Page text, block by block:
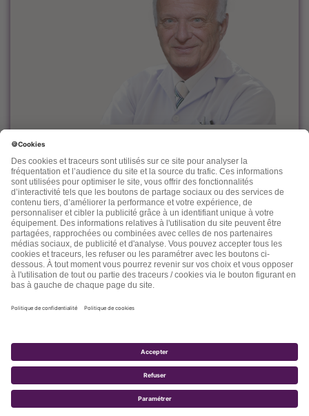
Le docteur Dominique Rueff, diplômé Universitaire de
Cancérologie, est, depuis des années un fervent défenseur
de la prévention et de l'accompagnement nutritionnel et
environnemental des maladies liées à l'âge.
Désireux de découvrir d'autres thérapeutiques et d'en
mesurer les effets, il n'hésite pas à s'ouvrir vers d'autres
connaissances comme la médecine chinoise, l'homéopathie,
la phytothérapie et quelques autres. Dans ses "lettres" il
nous fait partager son expérience, ses connaissances, ses
espoirs et parfois ses doutes.
2017 - TOTALE SANTÉ SA - TOUS DROITS RÉSERVÉS